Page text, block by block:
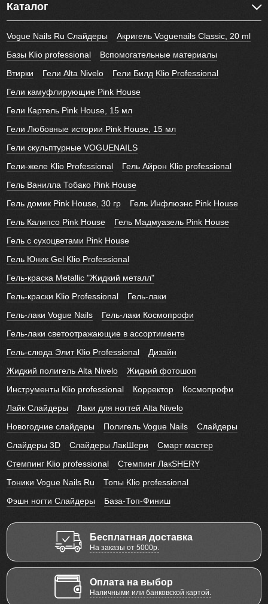
Каталог
Vogue Nails Ru Слайдеры
Акригель Voguenails Classic, 20 ml
Базы Klio professional
Вспомогательные материалы
Втирки
Гели Alta Nivelo
Гели Билд Klio Professional
Гели камуфлирующие Pink House
Гели Картель Pink House, 15 мл
Гели Любовные истории Pink House, 15 мл
Гели скульптурные VOGUENAILS
Гели-желе Klio Professional
Гель Айрон Klio professional
Гель Ванилла Тобако Pink House
Гель домик Pink House, 30 гр
Гель Инфлюэнс Pink House
Гель Калипсо Pink House
Гель Мадмуазель Pink House
Гель с сухоцветами Pink House
Гель Юник Gel Klio Professional
Гель-краска Metallic "Жидкий металл"
Гель-краски Klio Professional
Гель-лаки
Гель-лаки Vogue Nails
Гель-лаки Космопрофи
Гель-лаки светоотражающие в ассортименте
Гель-слюда Элит Klio Professional
Дизайн
Жидкий полигель Alta Nivelo
Жидкий фотошоп
Инструменты Klio professional
Корректор
Космопрофи
Лайк Слайдеры
Лаки для ногтей Alta Nivelo
Новогодние слайдеры
Полигель Vogue Nails
Слайдеры
Слайдеры 3D
Слайдеры ЛакШери
Смарт мастер
Стемпинг Klio professional
Стемпинг ЛакSHERY
Тоники Vogue Nails Ru
Топы Klio professional
Фэшн ногти Слайдеры
База-Топ-Финиш
Бесплатная доставка
На заказы от 5000р.
Оплата на выбор
Наличными или банковской картой.